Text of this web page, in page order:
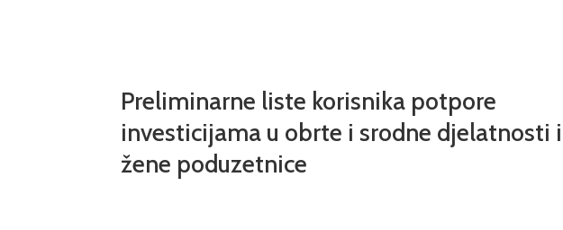
Preliminarne liste korisnika potpore
investicijama u obrte i srodne djelatnosti i
žene poduzetnice